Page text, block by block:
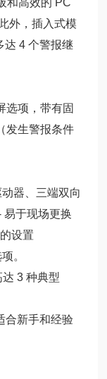
外，插入式模
达 4 个警报继
选项，带有固
发生警报条件
器、三端双向
易于现场更换
设置
。
3 种典型
合新手和经验